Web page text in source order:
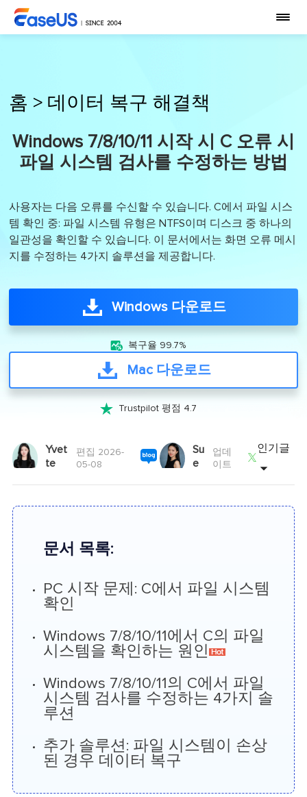
홈 > 데이터 복구 해결책
Windows 7/8/10/11 시작 시 C 오류 시
파일 시스템 검사를 수정하는 방법
사용자는 다음 오류를 수신할 수 있습니다. C에서 파일 시스
템 확인 중: 파일 시스템 유형은 NTFS이며 디스크 중 하나의
일관성을 확인할 수 있습니다. 이 문서에서는 화면 오류 메시
지를 수정하는 4가지 솔루션을 제공합니다.
Windows 다운로드
 복구율 99.7%
Mac 다운로드
 Trustpilot 평점 4.7
Yvet
te
편집 2026-
05-08
Su
e
업데
이트

인기글
문서 목록:
PC 시작 문제: C에서 파일 시스템
확인
Windows 7/8/10/11에서 C의 파일
시스템을 확인하는 원인
Windows 7/8/10/11의 C에서 파일
시스템 검사를 수정하는 4가지 솔
루션
추가 솔루션: 파일 시스템이 손상
된 경우 데이터 복구